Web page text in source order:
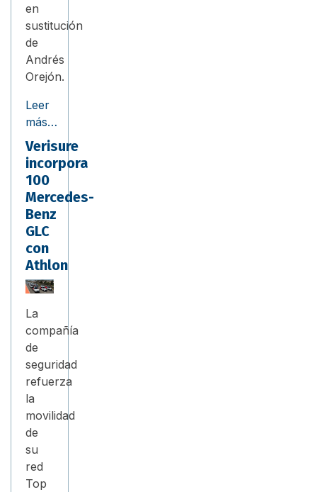
en
sustitución
de
Andrés
Orejón.
Leer
más…
Verisure
incorpora
100
Mercedes-
Benz
GLC
con
Athlon
La
compañía
de
seguridad
refuerza
la
movilidad
de
su
red
Top